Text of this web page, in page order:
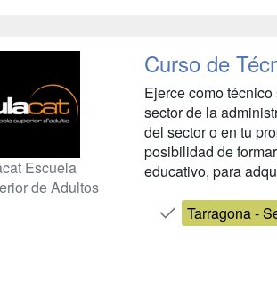
Escuela
de Adultos
Curso de
Ejerce como
sector de la
del sector o en tu
posibilidad de
educativo, para
Tarragona -